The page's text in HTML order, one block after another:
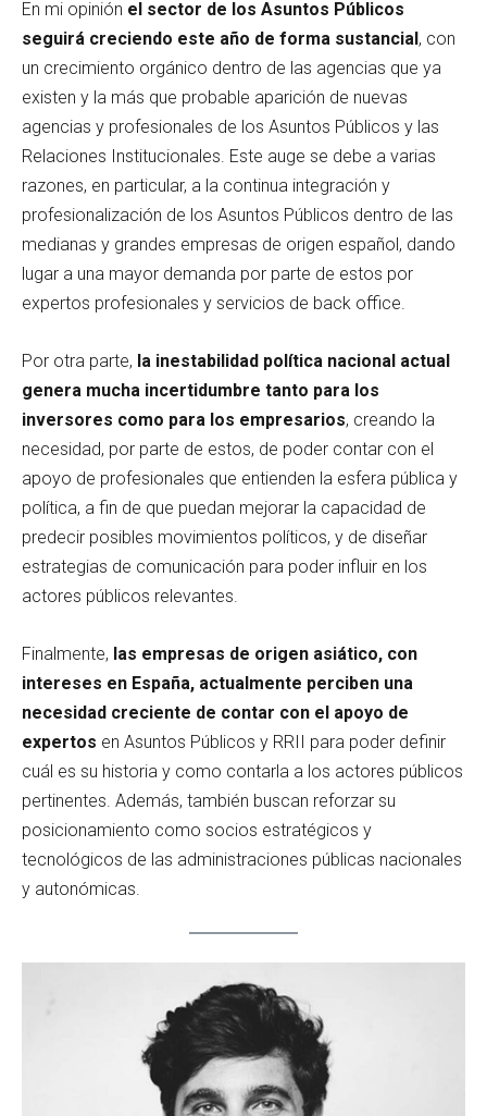
En mi opinión el sector de los Asuntos Públicos
seguirá creciendo este año de forma sustancial, con
un crecimiento orgánico dentro de las agencias que ya
existen y la más que probable aparición de nuevas
agencias y profesionales de los Asuntos Públicos y las
Relaciones Institucionales. Este auge se debe a varias
razones, en particular, a la continua integración y
profesionalización de los Asuntos Públicos dentro de las
medianas y grandes empresas de origen español, dando
lugar a una mayor demanda por parte de estos por
expertos profesionales y servicios de back office.
Por otra parte, la inestabilidad política nacional actual
genera mucha incertidumbre tanto para los
inversores como para los empresarios, creando la
necesidad, por parte de estos, de poder contar con el
apoyo de profesionales que entienden la esfera pública y
política, a fin de que puedan mejorar la capacidad de
predecir posibles movimientos políticos, y de diseñar
estrategias de comunicación para poder influir en los
actores públicos relevantes.
Finalmente, las empresas de origen asiático, con
intereses en España, actualmente perciben una
necesidad creciente de contar con el apoyo de
expertos en Asuntos Públicos y RRII para poder definir
cuál es su historia y como contarla a los actores públicos
pertinentes. Además, también buscan reforzar su
posicionamiento como socios estratégicos y
tecnológicos de las administraciones públicas nacionales
y autonómicas.